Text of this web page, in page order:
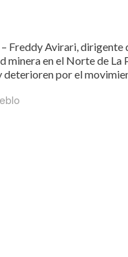
Freddy Avirari, dirigente
minera en el Norte de La
por el